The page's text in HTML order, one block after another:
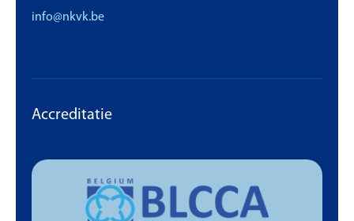
info@nkvk.be
Accreditatie